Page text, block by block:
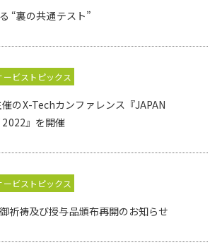
“裏の共通テスト”
ービストピックス
のX-Techカンファレンス『JAPAN
2022』を開催
ービストピックス
祈祷及び授与品頒布再開のお知らせ